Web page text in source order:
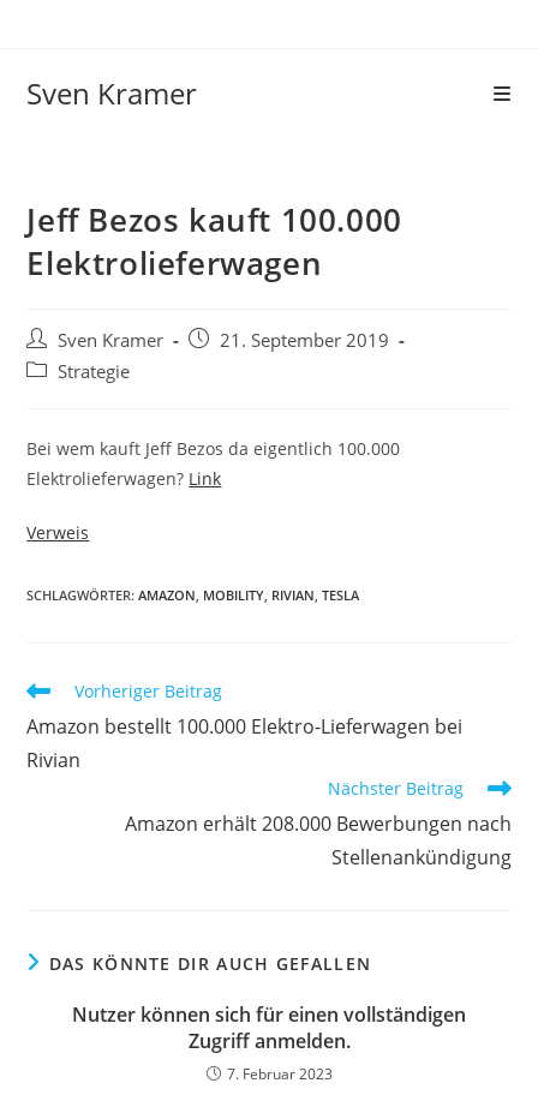
Sven Kramer
Jeff Bezos kauft 100.000
Elektrolieferwagen
Sven Kramer
21. September 2019
Strategie
Bei wem kauft Jeff Bezos da eigentlich 100.000
Elektrolieferwagen? Link
Verweis
SCHLAGWÖRTER:AMAZON, MOBILITY, RIVIAN, TESLA
Vorheriger Beitrag
Amazon bestellt 100.000 Elektro-Lieferwagen bei
Rivian
Nächster Beitrag
Amazon erhält 208.000 Bewerbungen nach
Stellenankündigung
DAS KÖNNTE DIR AUCH GEFALLEN
Nutzer können sich für einen vollständigen
Zugriff anmelden.
7. Februar 2023